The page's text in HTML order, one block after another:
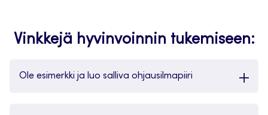
Vinkkejä hyvinvoinnin tukemiseen:
Ole esimerkki ja luo salliva ohjausilmapiiri